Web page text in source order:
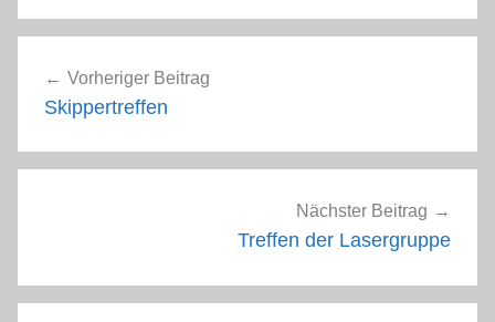
Vorheriger Beitrag
Skippertreffen
Nächster Beitrag
Treffen der Lasergruppe